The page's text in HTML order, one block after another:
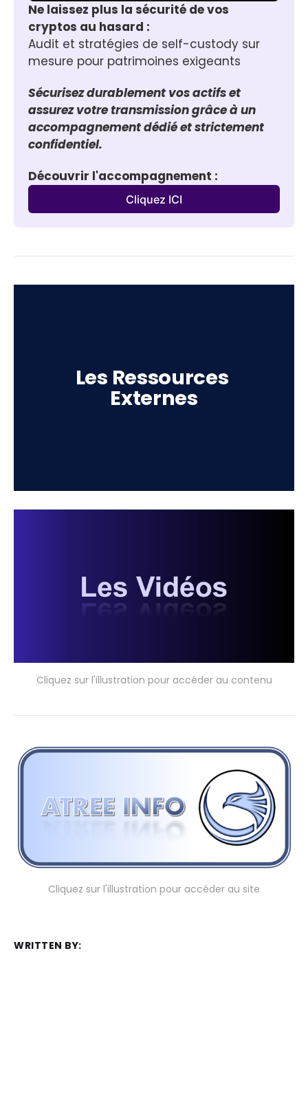
Ne laissez plus la sécurité de vos
cryptos au hasard :
Audit et stratégies de self-custody sur
mesure pour patrimoines exigeants
Sécurisez durablement vos actifs et
assurez votre transmission grâce à un
accompagnement dédié et strictement
confidentiel.
Découvrir l'accompagnement :
Cliquez ICI
Les Ressources
Externes
Cliquez sur l'illustration pour accéder au contenu
Cliquez sur l'illustration pour accéder au site
WRITTEN BY: